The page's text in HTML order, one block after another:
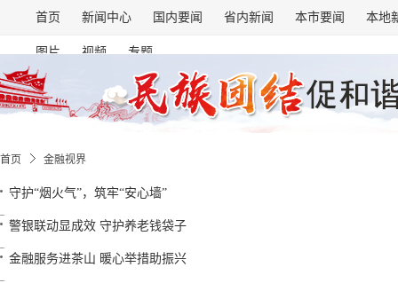
首页 新闻中心 国内要闻 省内新闻 本市要闻 本地
图片 视频 专题
首页 金融视界
守护“烟火气”，筑牢“安心墙”
警银联动显成效 守护养老钱袋子
金融服务进茶山 暖心举措助振兴